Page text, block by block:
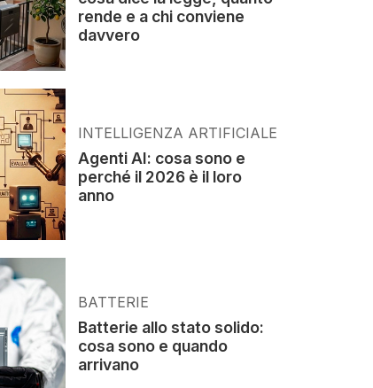
rende e a chi conviene
davvero
INTELLIGENZA ARTIFICIALE
Agenti AI: cosa sono e
perché il 2026 è il loro
anno
BATTERIE
Batterie allo stato solido:
cosa sono e quando
arrivano